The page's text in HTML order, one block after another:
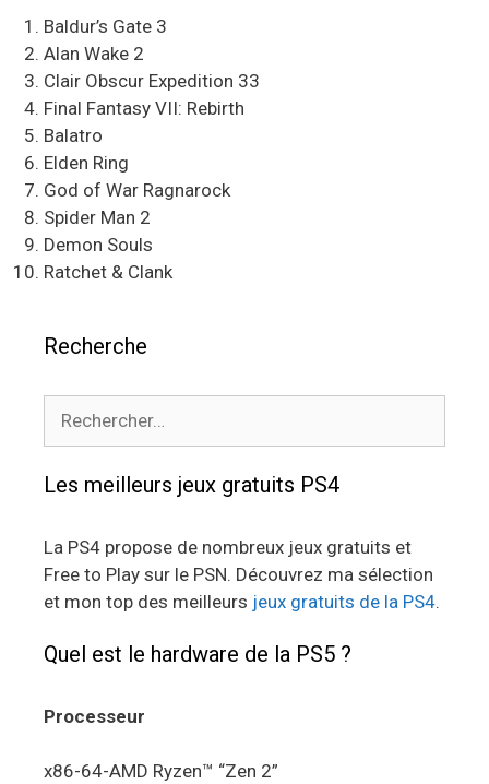
Baldur’s Gate 3
Alan Wake 2
Clair Obscur Expedition 33
Final Fantasy VII: Rebirth
Balatro
Elden Ring
God of War Ragnarock
Spider Man 2
Demon Souls
Ratchet & Clank
Recherche
Les meilleurs jeux gratuits PS4
La PS4 propose de nombreux jeux gratuits et
Free to Play sur le PSN. Découvrez ma sélection
et mon top des meilleurs jeux gratuits de la PS4.
Quel est le hardware de la PS5 ?
Processeur
x86-64-AMD Ryzen™ “Zen 2”